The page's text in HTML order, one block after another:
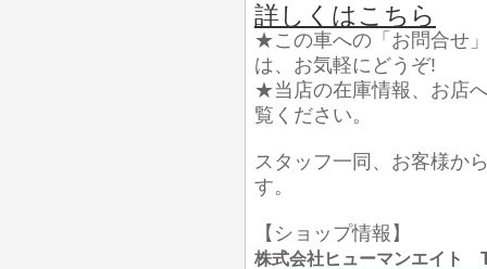
詳しくはこちら
★この車への「お問合せ
は、お気軽にどうぞ!
★当店の在庫情報、お店
覧ください。
スタッフ一同、お客様か
す。
【ショップ情報】
株式会社ヒューマンエイト